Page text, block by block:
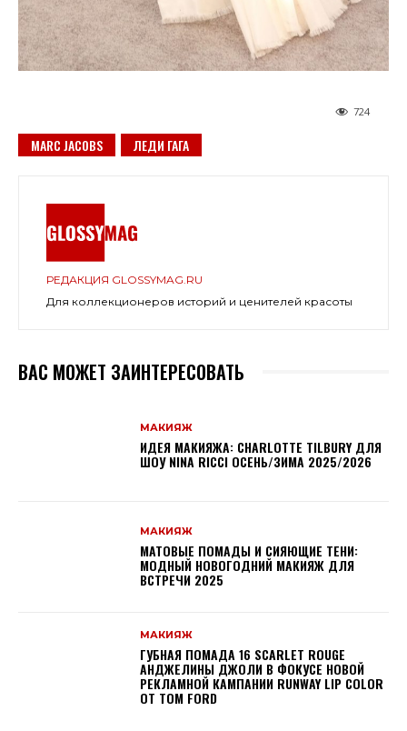
724
MARC JACOBS ЛЕДИ ГАГА
РЕДАКЦИЯ GLOSSYMAG.RU
Для коллекционеров историй и ценителей красоты
ВАС МОЖЕТ ЗАИНТЕРЕСОВАТЬ
МАКИЯЖ
ИДЕЯ МАКИЯЖА: CHARLOTTE TILBURY ДЛЯ
ШОУ NINA RICCI ОСЕНЬ/ЗИМА 2025/2026
МАКИЯЖ
МАТОВЫЕ ПОМАДЫ И СИЯЮЩИЕ ТЕНИ:
МОДНЫЙ НОВОГОДНИЙ МАКИЯЖ ДЛЯ
ВСТРЕЧИ 2025
МАКИЯЖ
ГУБНАЯ ПОМАДА 16 SCARLET ROUGE
АНДЖЕЛИНЫ ДЖОЛИ В ФОКУСЕ НОВОЙ
РЕКЛАМНОЙ КАМПАНИИ RUNWAY LIP COLOR
ОТ TOM FORD